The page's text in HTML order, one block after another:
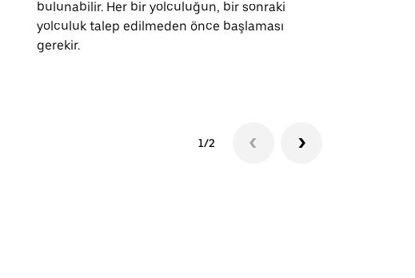
bulunabilir. Her bir yolculuğun, bir sonraki
yolculuk talep edilmeden önce başlaması
gerekir.
1/2